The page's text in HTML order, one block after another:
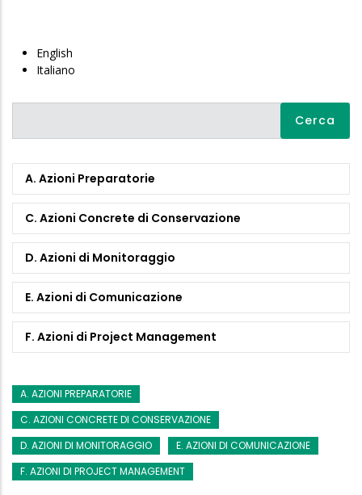
English
Italiano
A. Azioni Preparatorie
C. Azioni Concrete di Conservazione
D. Azioni di Monitoraggio
E. Azioni di Comunicazione
F. Azioni di Project Management
A. AZIONI PREPARATORIE
C. AZIONI CONCRETE DI CONSERVAZIONE
D. AZIONI DI MONITORAGGIO
E. AZIONI DI COMUNICAZIONE
F. AZIONI DI PROJECT MANAGEMENT